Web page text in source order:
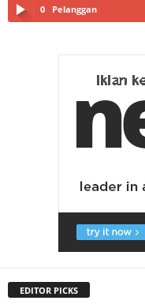
0 Pelanggan
EDITOR PICKS